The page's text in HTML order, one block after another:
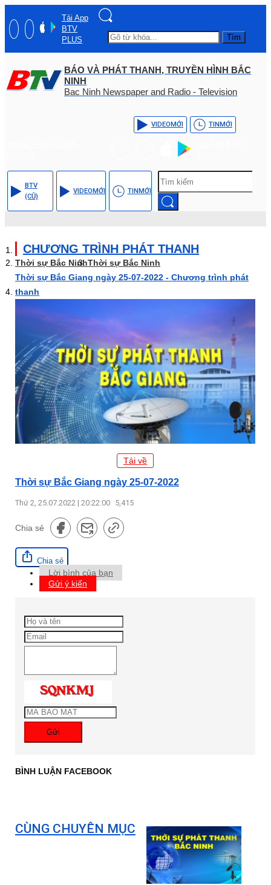
Tải App
BTV
PLUS
Tìm
BÁO VÀ PHÁT THANH, TRUYỀN HÌNH BẮC
NINH
Bac Ninh Newspaper and Radio - Television
VIDEOMỚI TINMỚI
BTV
(CŨ)
VIDEOMỚI TINMỚI
CHƯƠNG TRÌNH PHÁT THANH
Thời sự Bắc NinhThời sự Bắc Ninh
Thời sự Bắc Giang ngày 25-07-2022 - Chương trình phát
thanh
Tải về
Thời sự Bắc Giang ngày 25-07-2022
Thứ 2, 25.07.2022 | 20:22:00 5,415
Chia sẻ
Chia sẻ
Lời bình của bạn
Gửi ý kiến
Gửi
BÌNH LUẬN FACEBOOK
CÙNG CHUYÊN MỤC